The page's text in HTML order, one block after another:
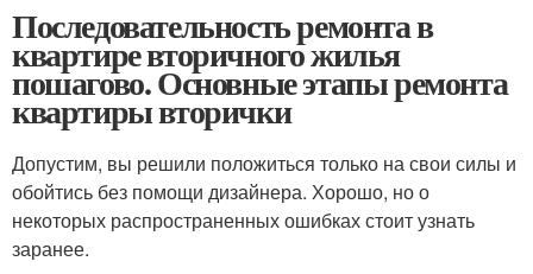
Последовательность ремонта в
квартире вторичного жилья
пошагово. Основные этапы ремонта
квартиры вторички
Допустим, вы решили положиться только на свои силы и
обойтись без помощи дизайнера. Хорошо, но о
некоторых распространенных ошибках стоит узнать
заранее.